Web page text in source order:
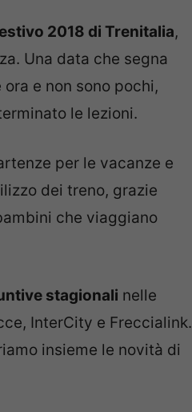
2018 di Trenitalia,
Una data che segna
e non sono pochi,
le lezioni.
per le vacanze e
dei treno, grazie
che viaggiano
stagionali nelle
InterCity e Freccialink.
insieme le novità di